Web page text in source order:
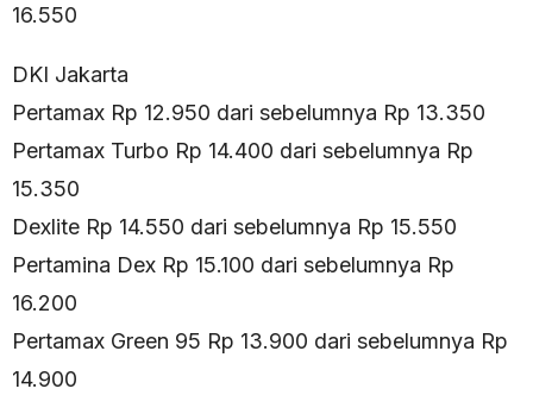
16.550
DKI Jakarta
Pertamax Rp 12.950 dari sebelumnya Rp 13.350
Pertamax Turbo Rp 14.400 dari sebelumnya Rp
15.350
Dexlite Rp 14.550 dari sebelumnya Rp 15.550
Pertamina Dex Rp 15.100 dari sebelumnya Rp
16.200
Pertamax Green 95 Rp 13.900 dari sebelumnya Rp
14.900